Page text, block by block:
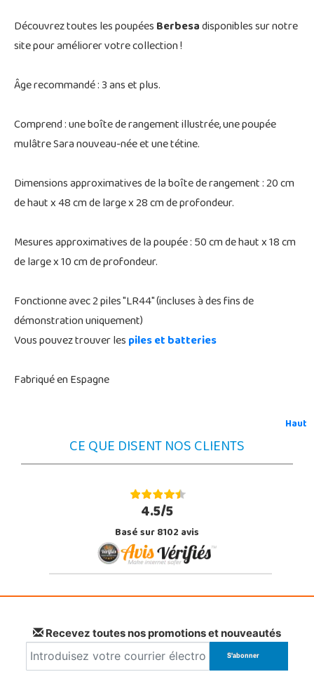
Découvrez toutes les poupéesBerbesadisponibles sur notre
site pour améliorer votre collection !
Âge recommandé : 3 ans et plus.
Comprend : une boîte de rangement illustrée, une poupée
mulâtre Sara nouveau-née et une tétine.
Dimensions approximatives de la boîte de rangement : 20 cm
de haut x 48 cm de large x 28 cm de profondeur.
Mesures approximatives de la poupée : 50 cm de haut x 18 cm
de large x 10 cm de profondeur.
Fonctionne avec 2 piles "LR44" (incluses à des fins de
démonstration uniquement)
Vous pouvez trouver lespiles et batteries
Fabriqué en Espagne
Haut
CE QUE DISENT NOS CLIENTS
4.5/5
Basé sur 8102 avis
Recevez toutes nos promotions et nouveautés